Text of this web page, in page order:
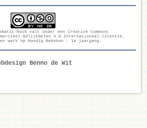
Rock valt onder een Creative Commons
GelijkDelen 4.0 Internationaal-licentie .
werk op Handig Bekeken - 1e jaargang .
Benno de Wit